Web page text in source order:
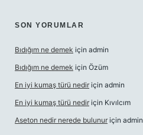
SON YORUMLAR
Bıdığım ne demek için admin
Bıdığım ne demek için Özüm
En iyi kumaş türü nedir için admin
En iyi kumaş türü nedir için Kıvılcım
Aseton nedir nerede bulunur için admin